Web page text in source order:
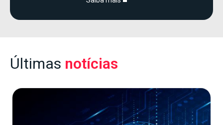
Últimas notícias